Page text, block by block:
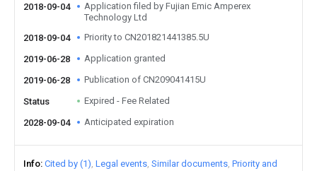
2018-09-04
Application filed by Fujian Emic Amperex
Technology Ltd
2018-09-04
Priority to CN201821441385.5U
2019-06-28 Application granted
2019-06-28 Publication of CN209041415U
Status Expired - Fee Related
2028-09-04 Anticipated expiration
Info Cited by (1) Legal events Similar documents Priority and